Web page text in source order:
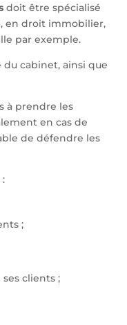
doit être spécialisé
en droit immobilier,
par exemple.
cabinet, ainsi que
à prendre les
en cas de
de défendre les
;
clients ;